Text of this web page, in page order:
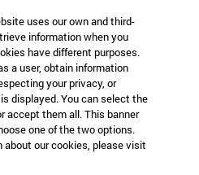
uses our own and third-
information when you
have different purposes.
a user, obtain information
your privacy, or
displayed. You can select the
accept them all. This banner
one of the two options.
about our cookies, please visit